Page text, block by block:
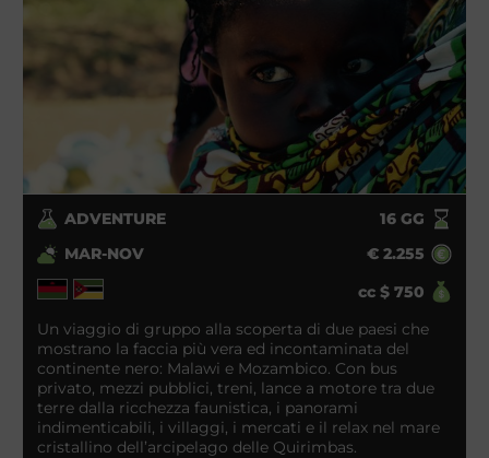
ADVENTURE 16GG
MAR-NOV
€ 2.255
cc $ 750
Un viaggio di gruppo alla scoperta di due paesi che
mostrano la faccia più vera ed incontaminata del
continente nero: Malawi e Mozambico. Con bus
privato, mezzi pubblici, treni, lance a motore tra due
terre dalla ricchezza faunistica, i panorami
indimenticabili, i villaggi, i mercati e il relax nel mare
cristallino dell’arcipelago delle Quirimbas.